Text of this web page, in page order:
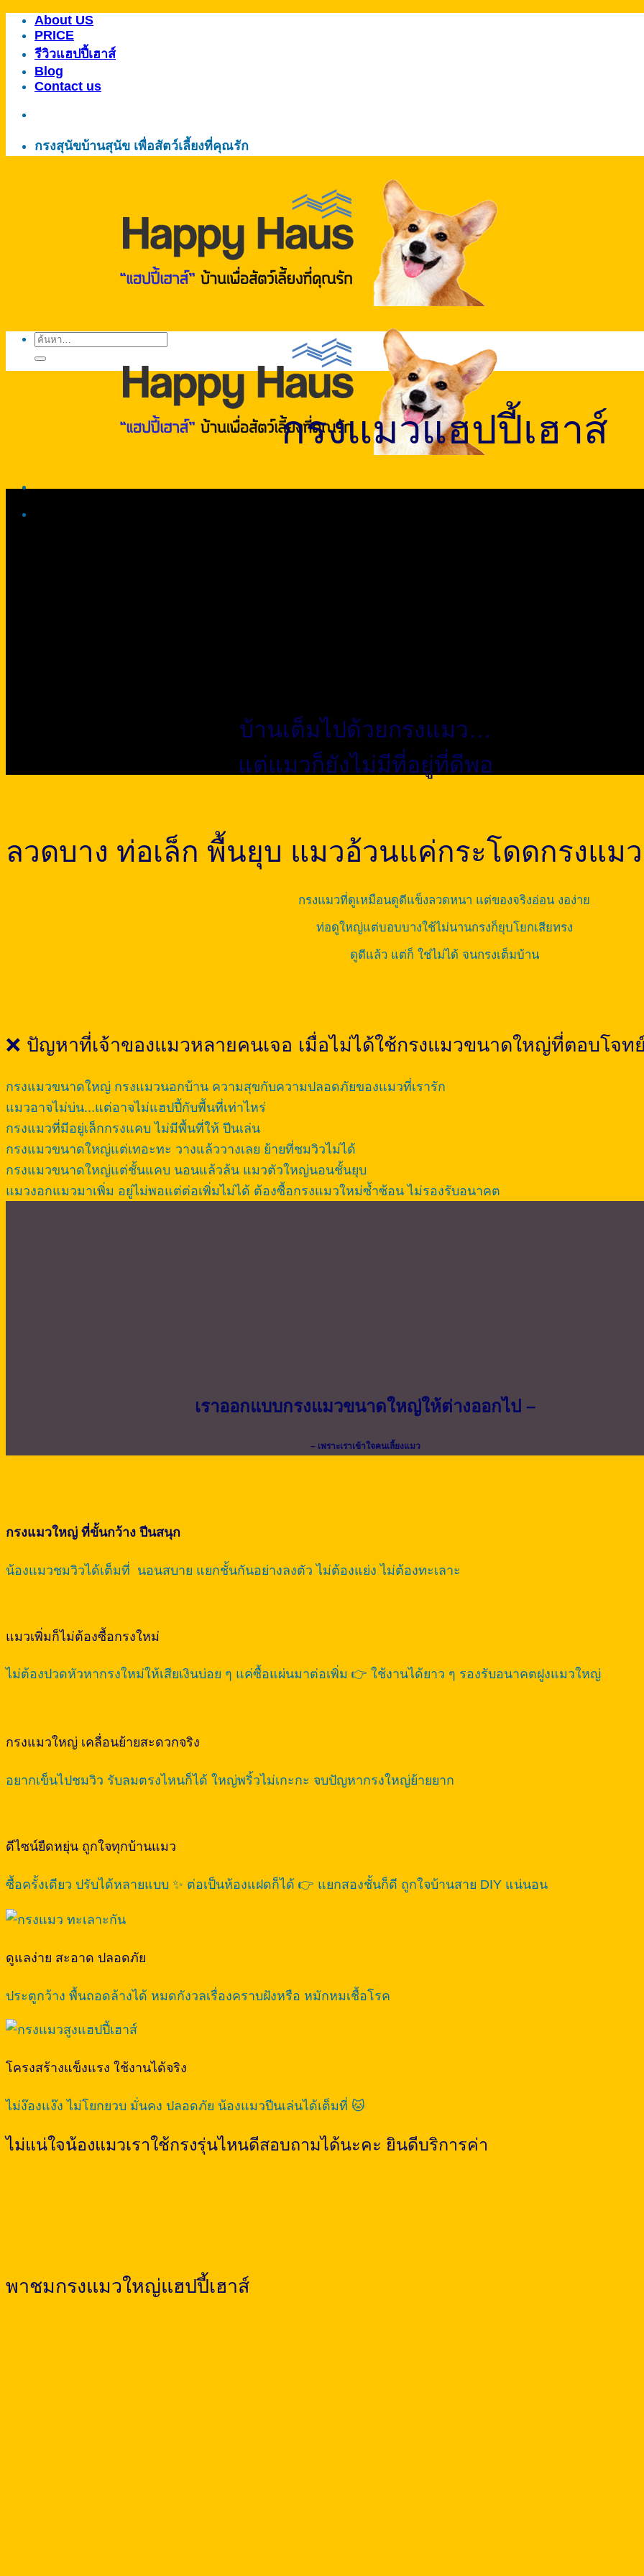
ข้าม
เนื้อหา
About US
PRICE
รีวิวแฮปปี้เฮาส์
Blog
Contact us
กรงสุนัขบ้านสุนัข เพื่อสัตว์เลี้ยงที่คุณรัก
ค้นหา:
กรงแมวแฮปปี้เฮาส์
บ้านเต็มไปด้วยกรงแมว…
แต่แมวก็ยังไม่มีที่อยู่ที่ดีพอ
ลวดบาง ท่อเล็ก พื้นยุบ แมวอ้วนแค่กระโดดกรงแม
กรงแมวที่ดูเหมือนดูดีแข็งลวดหนา แต่ของจริงอ่อน งอง่าย
ท่อดูใหญ่แต่บอบบางใช้ไม่นานกรงก็ยุบโยกเสียทรง
ดูดีแล้ว แต่ก็ ใช่ไม่ได้ จนกรงเต็มบ้าน
❌ ปัญหาที่เจ้าของแมวหลายคนเจอ เมื่อไม่ได้ใช้กรงแมวขนาดใหญ่ที่ตอบโจท
กรงแมวขนาดใหญ่ กรงแมวนอกบ้าน ความสุขกับความปลอดภัยของแมวที่เรารัก
แมวอาจไม่บ่น...แต่อาจไม่แฮปปี้กับพื้นที่เท่าไหร่
กรงแมวที่มีอยู่เล็กกรงแคบ ไม่มีพื้นที่ให้ ปีนเล่น
กรงแมวขนาดใหญ่แต่เทอะทะ วางแล้ววางเลย ย้ายที่ชมวิวไม่ได้
กรงแมวขนาดใหญ่แต่ชั้นแคบ นอนแล้วล้น แมวตัวใหญ่นอนชั้นยุบ
แมวงอกแมวมาเพิ่ม อยู่ไม่พอแต่ต่อเพิ่มไม่ได้ ต้องซื้อกรงแมวใหม่ซ้ำซ้อน ไม่รองรับอนาคต
เราออกแบบกรงแมวขนาดใหญ่ให้ต่างออกไป –
– เพราะเราเข้าใจคนเลี้ยงแมว
กรงแมวใหญ่ ที่ขั้นกว้าง ปีนสนุก
น้องแมวชมวิวได้เต็มที่ นอนสบาย แยกชั้นกันอย่างลงตัว ไม่ต้องแย่ง ไม่ต้องทะเลาะ
แมวเพิ่มก็ไม่ต้องซื้อกรงใหม่
ไม่ต้องปวดหัวหากรงใหม่ให้เสียเงินบ่อย ๆ แค่ซื้อแผ่นมาต่อเพิ่ม 👉 ใช้งานได้ยาว ๆ รองรับอนาคตฝูงแมวใหญ่
กรงแมวใหญ่ เคลื่อนย้ายสะดวกจริง
อยากเข็นไปชมวิว รับลมตรงไหนก็ได้ ใหญ่พริ้วไม่เกะกะ จบปัญหากรงใหญ่ย้ายยาก
ดีไซน์ยืดหยุ่น ถูกใจทุกบ้านแมว
ซื้อครั้งเดียว ปรับได้หลายแบบ ✨ ต่อเป็นห้องแฝดก็ได้ 👉 แยกสองชั้นก็ดี ถูกใจบ้านสาย DIY แน่นอน
ดูแลง่าย สะอาด ปลอดภัย
ประตูกว้าง พื้นถอดล้างได้ หมดกังวลเรื่องคราบฝังหรือ หมักหมเชื้อโรค
โครงสร้างแข็งแรง ใช้งานได้จริง
ไม่ง๊องแง๊ง ไม่โยกยวบ มั่นคง ปลอดภัย น้องแมวปีนเล่นได้เต็มที่ 🐱
ไม่แน่ใจน้องแมวเราใช้กรงรุ่นไหนดีสอบถามได้นะคะ ยินดีบริการค่า
พาชมกรงแมวใหญ่แฮปปี้เฮาส์